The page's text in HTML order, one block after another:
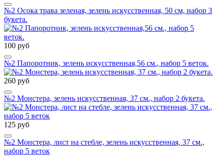
№2 Осока трава зеленая, зелень искусственная, 50 см, набор 3
букета.
100 руб
№2 Папоротник, зелень искусственная,56 см., набор 5 веток.
260 руб
№2 Монстера, зелень искусственная, 37 см., набор 2 букета.
125 руб
№2 Монстера, лист на стебле, зелень искусственная, 37 см.,
набор 5 веток